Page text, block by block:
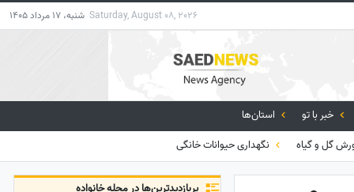
Saturday, August 08, 2026 شنبه، 17 مرداد 1405
خبر با تو
استان‌ها
گل و گیاه نگهداری حیوانات خانگی
پربازدید‌ترین‌ها در مجله خانواده